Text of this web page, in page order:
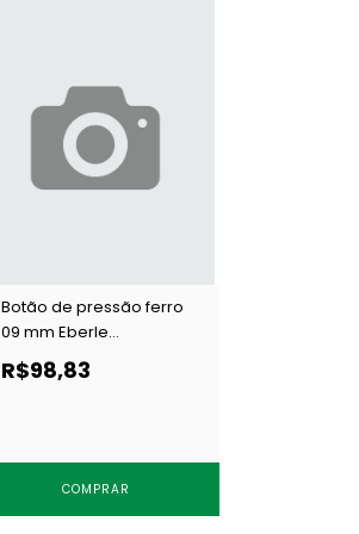
Botão de pressão ferro
09 mm Eberle
BT7.090.36.F 4201 c/ 200
un
R$98,83
COMPRAR